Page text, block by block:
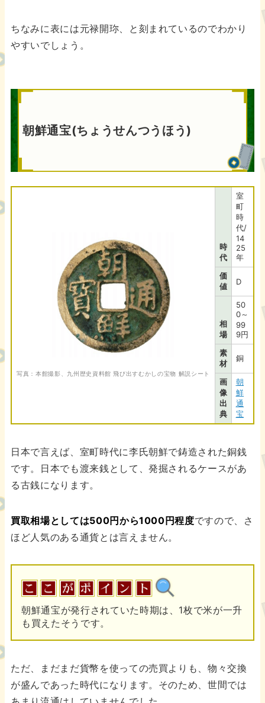
ちなみに表には元禄開珎、と刻まれているのでわかり
やすいでしょう。
朝鮮通宝(ちょうせんつうほう)
写真：本館撮影、九州歴史資料館 飛び出すむかしの宝物 解説シート
時
代
室
町
時
代/
14
25
年
価
値
D
相
場
50
0～
99
9円
素
材
銅
画
像
出
典
朝
鮮
通
宝
日本で言えば、室町時代に李氏朝鮮で鋳造された銅銭
です。日本でも渡来銭として、発掘されるケースがあ
る古銭になります。
買取相場としては500円から1000円程度ですので、さ
ほど人気のある通貨とは言えません。
朝鮮通宝が発行されていた時期は、1枚で米が一升
も買えたそうです。
ただ、まだまだ貨幣を使っての売買よりも、物々交換
が盛んであった時代になります。そのため、世間では